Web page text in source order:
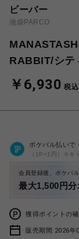
ビーバー
池袋PARCO
RABBIT/シテ
￥6,930 税込
ポケパル払いで
（1P=1円）※キ
会員登録後、ポケパ
最大1,500円
獲得ポイントの
販売期間 2026年